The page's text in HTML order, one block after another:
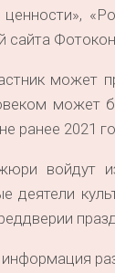
сайта
может
может
ранее 2021
войдут
деятели